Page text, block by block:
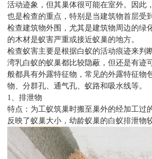
活动迹象，但其巢体很可能在室外。因此
也是检查的重点，特别是当建筑物首层受
检查建筑物外围，尤其是建筑物周边的绿
的木材是蚁害严重或接近蚁巢的地方。
检查蚁害主要是根据白蚁的活动痕迹来判
湾乳白蚁的蚁巢都比较隐蔽，但还是有迹
般都具有外露特征物，常见的外露特征物
物、分群孔、通气孔、蚁路和吸水线等。
1、排泄物
特点：为工蚁筑巢时搬至巢外的经加工过
反映了蚁巢大小，幼龄蚁巢的白蚁排泄物